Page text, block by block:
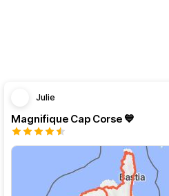
Julie
Magnifique Cap Corse 💙